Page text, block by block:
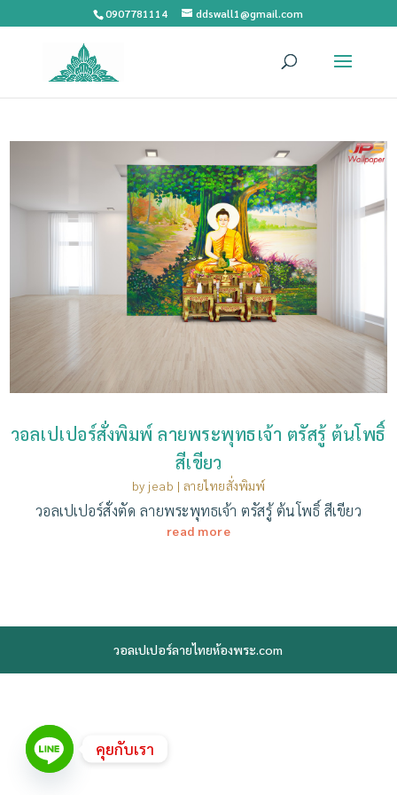
0907781114 ddswall1@gmail.com
วอลเปเปอร์สั่งพิมพ์ ลายพระพุทธเจ้า ตรัสรู้ ต้นโพธิ์
สีเขียว
by jeab | ลายไทยสั่งพิมพ์
วอลเปเปอร์สั่งตัด ลายพระพุทธเจ้า ตรัสรู้ ต้นโพธิ์ สีเขียว
read more
วอลเปเปอร์ลายไทยห้องพระ.com
คุยกับเรา